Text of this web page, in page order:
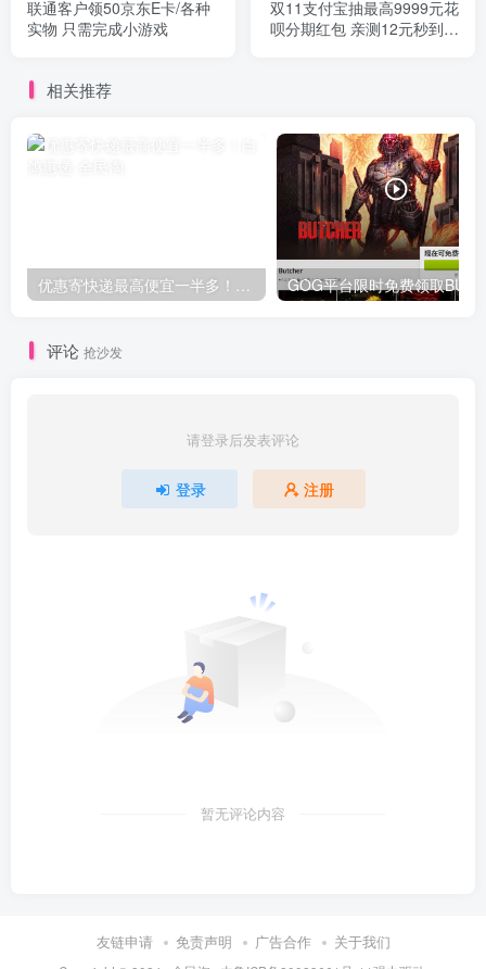
联通客户领50京东E卡/各种
实物 只需完成小游戏
双11支付宝抽最高9999元花
呗分期红包 亲测12元秒到卡
相关推荐
优惠寄快递最高便宜一半多！白鸽惠递
评论 抢沙发
请登录后发表评论
登录 注册
暂无评论内容
友链申请 免责声明 广告合作 关于我们